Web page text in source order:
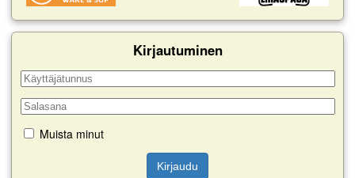
Muista minut
Kirjaudu